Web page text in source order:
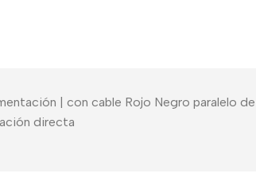
| con cable Rojo Negro paralelo
directa